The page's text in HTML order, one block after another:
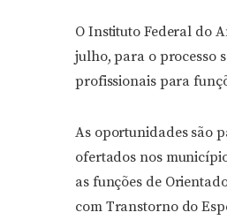
O Instituto Federal do
julho, para o processo
profissionais para
As oportunidades são
ofertados nos
as funções de
com Transtorno do